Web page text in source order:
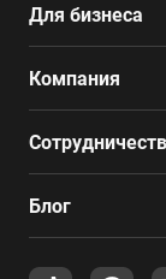
Для бизнеса
Компания
Блог